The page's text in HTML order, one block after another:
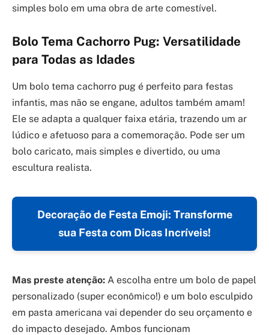
simples bolo em uma obra de arte comestível.
Bolo Tema Cachorro Pug: Versatilidade
para Todas as Idades
Um bolo tema cachorro pug é perfeito para festas
infantis, mas não se engane, adultos também amam!
Ele se adapta a qualquer faixa etária, trazendo um ar
lúdico e afetuoso para a comemoração. Pode ser um
bolo caricato, mais simples e divertido, ou uma
escultura realista.
Decoração de Festa Emoji: Transforme
sua Festa com Dicas Incríveis!
Mas preste atenção: A escolha entre um bolo de papel
personalizado (super econômico!) e um bolo esculpido
em pasta americana vai depender do seu orçamento e
do impacto desejado. Ambos funcionam